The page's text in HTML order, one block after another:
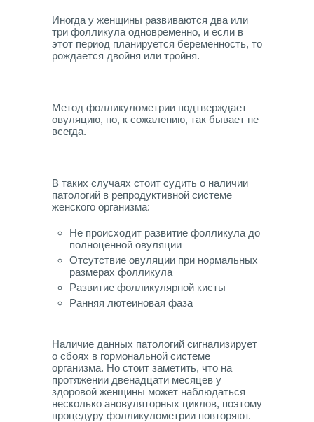
Иногда у женщины развиваются два или
три фолликула одновременно, и если в
этот период планируется беременность, то
рождается двойня или тройня.
Метод фолликулометрии подтверждает
овуляцию, но, к сожалению, так бывает не
всегда.
В таких случаях стоит судить о наличии
патологий в репродуктивной системе
женского организма:
Не происходит развитие фолликула до
полноценной овуляции
Отсутствие овуляции при нормальных
размерах фолликула
Развитие фолликулярной кисты
Ранняя лютеиновая фаза
Наличие данных патологий сигнализирует
о сбоях в гормональной системе
организма. Но стоит заметить, что на
протяжении двенадцати месяцев у
здоровой женщины может наблюдаться
несколько ановуляторных циклов, поэтому
процедуру фолликулометрии повторяют.